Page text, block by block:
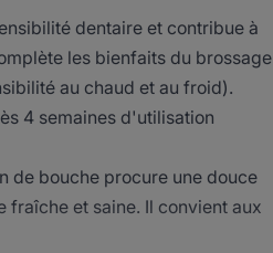
dentaire et contribue à
les bienfaits du brossage
au chaud et au froid).
4 semaines d'utilisation
de bouche procure une douce
fraîche et saine. Il convient aux